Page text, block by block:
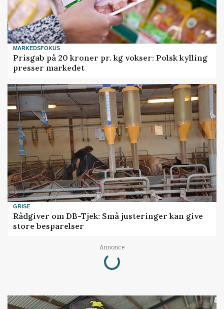
MARKEDSFOKUS
Prisgab på 20 kroner pr. kg vokser: Polsk kylling
presser markedet
GRISE
Rådgiver om DB-Tjek: Små justeringer kan give
store besparelser
Annonce
Loading...